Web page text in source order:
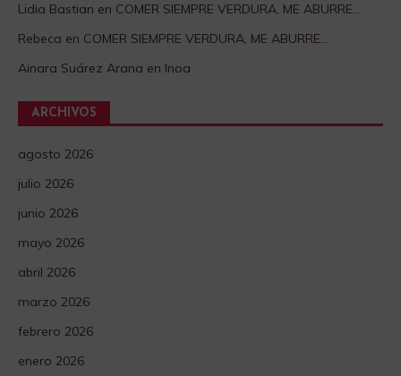
Lidia Bastian en COMER SIEMPRE VERDURA, ME ABURRE…
Rebeca en COMER SIEMPRE VERDURA, ME ABURRE…
Ainara Suárez Arana en Inoa
ARCHIVOS
agosto 2026
julio 2026
junio 2026
mayo 2026
abril 2026
marzo 2026
febrero 2026
enero 2026